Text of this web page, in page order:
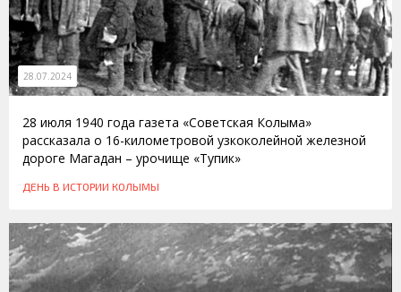
28.07.2024
28 июля 1940 года газета «Советская Колыма»
рассказала о 16-километровой узкоколейной железной
дороге Магадан – урочище «Тупик»
ДЕНЬ В ИСТОРИИ КОЛЫМЫ